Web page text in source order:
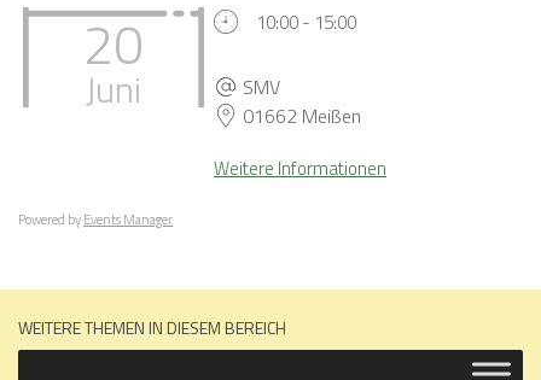
20
Juni
10:00 - 15:00
SMV
01662 Meißen
Weitere Informationen
Powered byEvents Manager
WEITERE THEMEN IN DIESEM BEREICH